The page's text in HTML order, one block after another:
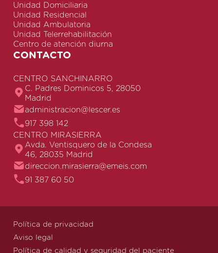
Unidad Domiciliaria
Unidad Residencial
Unidad Ambulatoria
Unidad Telerrehabilitación
Centro de atención diurna
CONTACTO
CENTRO SANCHINARRO
C. Padres Dominicos 5, 28050
Madrid
administracion@lescer.es
917 398 142
CENTRO MIRASIERRA
Avda. Ventisquero de la Condesa
46, 28035 Madrid
direccion.mirasierra@emeis.com
91 387 60 50
Política de privacidad
Aviso legal
Política de calidad y seguridad del paciente